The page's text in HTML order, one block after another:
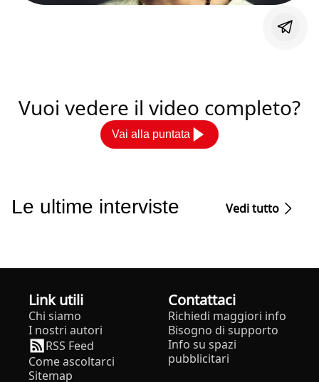
Vuoi vedere il video completo?
Vai alla puntata
Le ultime interviste Vedi tutto
Link utili
Chi siamo
I nostri autori
RSS Feed
Come ascoltarci
Sitemap
Contattaci
Richiedi maggiori info
Bisogno di supporto
Info su spazi
pubblicitari